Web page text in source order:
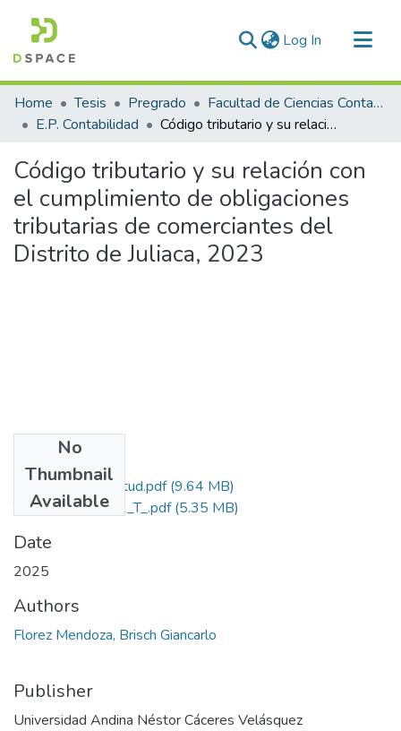
Log In (current)
Communities & Collections
All of DSpace
Home Tesis Pregrado
Facultad de Ciencias Contables y Financieras
E.P. Contabilidad
Código tributario y su relación con el cumplimiento de obligaciones tributarias de comerciantes del Distrito de Juliaca, 2023
Código tributario y su relación con
el cumplimiento de obligaciones
tributarias de comerciantes del
Distrito de Juliaca, 2023
No
Thumbnail
Available
Grado de Similitud.pdf(9.64 MB)
T036_77500881_T_.pdf(5.35 MB)
Date
2025
Authors
Florez Mendoza, Brisch Giancarlo
Publisher
Universidad Andina Néstor Cáceres Velásquez